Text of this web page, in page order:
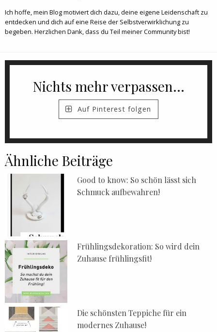
Ich hoffe, mein Blog motiviert dich dazu, deine eigene Leidenschaft zu
entdecken und dich auf eine Reise der Selbstverwirklichung zu
begeben. Herzlichen Dank, dass du Teil meiner Community bist!
Nichts mehr verpassen...
Auf Pinterest folgen
Ähnliche Beiträge
Good to know: So schön lässt sich
Schmuck aufbewahren!
Frühlingsdekoration: So wird dein
Zuhause frühlingsfit!
Die schönsten Teppiche für ein
modernes Zuhause!